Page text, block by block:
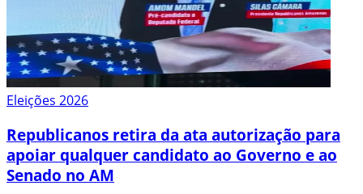
Eleições 2026
Republicanos retira da ata autorização para
apoiar qualquer candidato ao Governo e ao
Senado no AM